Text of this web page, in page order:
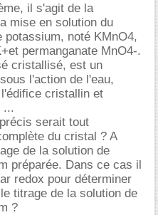
il s'agit de la
mise en solution du
potassium, noté KMnO4,
permanganate MnO4-.
cristallisé, est un
l'action de l'eau,
cristallin et
...
serait tout
du cristal ? A
de la solution de
préparée. Dans ce cas il
redox pour déterminer
titrage de la solution de
?